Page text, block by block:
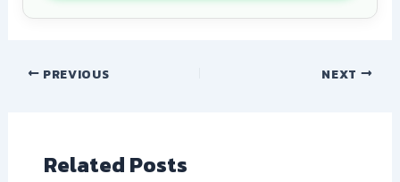
PREVIOUS NEXT
Related Posts